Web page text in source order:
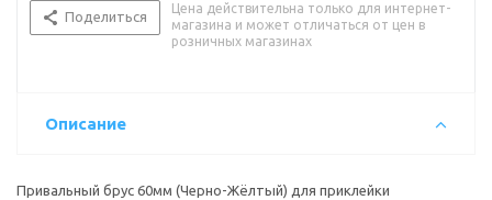
Поделиться
Цена действительна только для интернет-
магазина и может отличаться от цен в
розничных магазинах
Описание
Привальный брус 60мм (Черно-Жёлтый) для приклейки